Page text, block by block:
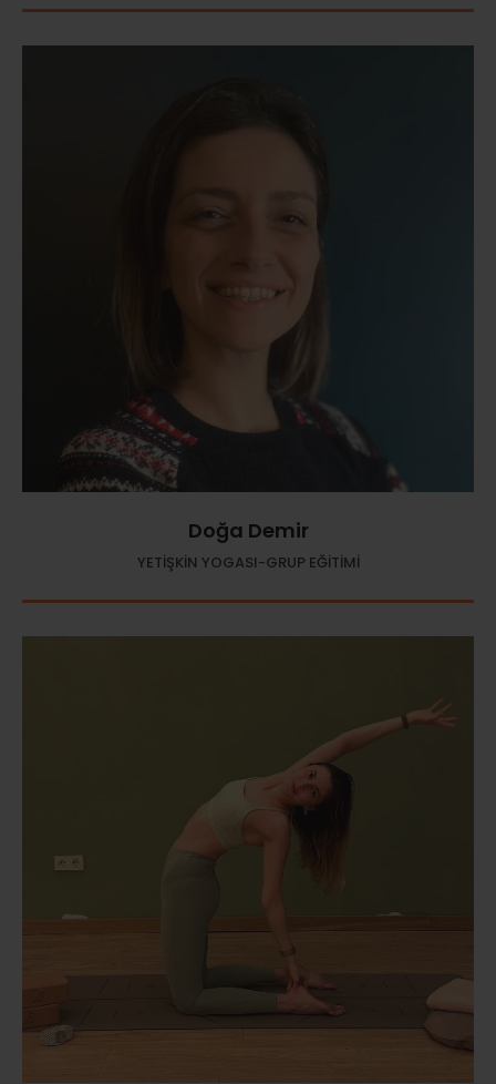
Doğa Demir
YETİŞKİN YOGASI-GRUP EĞİTİMİ